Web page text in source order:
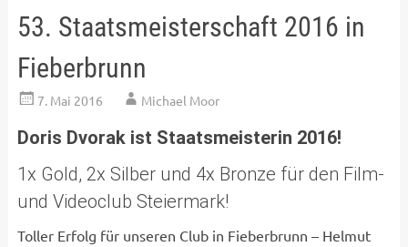
53. Staatsmeisterschaft 2016 in
Fieberbrunn
7. Mai 2016 Michael Moor
Doris Dvorak ist Staatsmeisterin 2016!
1x Gold, 2x Silber und 4x Bronze für den Film-
und Videoclub Steiermark!
Toller Erfolg für unseren Club in Fieberbrunn – Helmut